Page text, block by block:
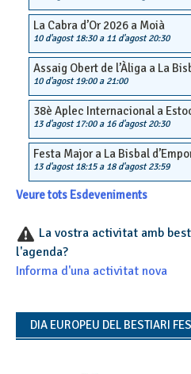
La Cabra d’Or 2026 a Moià
10 d'agost 18:30a 11 d'agost 20:30
Assaig Obert de l’Àliga a La
10 d'agost 19:00a 21:00
38è Aplec Internacional a
13 d'agost 17:00a 16 d'agost 20:30
Festa Major a La Bisbal
13 d'agost 18:15a 18 d'agost 23:59
Veure tots Esdeveniments
La vostra activitat amb
l'agenda?
Informa d'una activitat nova
DIA EUROPEU DEL BESTIARI